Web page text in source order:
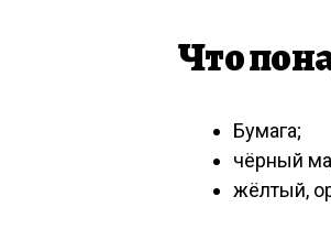
Что
Бумага;
чёрный
жёлтый,